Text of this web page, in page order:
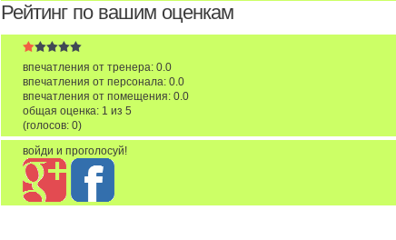
Рейтинг по вашим оценкам
впечатления от тренера: 0.0
впечатления от персонала: 0.0
впечатления от помещения: 0.0
общая оценка: 1 из 5
(голосов: 0)
войди и проголосуй!